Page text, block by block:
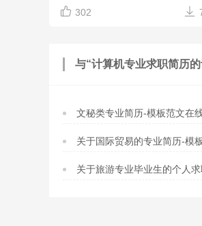
 302 
与“计算机专业求职简历
文秘类专业简历-模板范文在线预览
关于国际贸易的专业简历-模板范文在线预
关于旅游专业毕业生的个人求职简历-模板范文在线